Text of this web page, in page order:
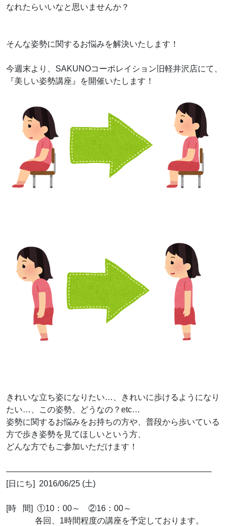
なれたらいいなと思いませんか？
そんな姿勢に関するお悩みを解決いたします！
今週末より、SAKUNOコーポレイション旧軽井沢店にて、
『美しい姿勢講座』を開催いたします！
きれいな立ち姿になりたい…、きれいに歩けるようになり
たい…、この姿勢、どうなの？etc…
姿勢に関するお悩みをお持ちの方や、普段から歩いている
方で歩き姿勢を見てほしいという方、
どんな方でもご参加いただけます！
—————————————————————————
[日にち] 2016/06/25 (土)
[時 間] ①10：00～ ②16：00～
各回、1時間程度の講座を予定しております。